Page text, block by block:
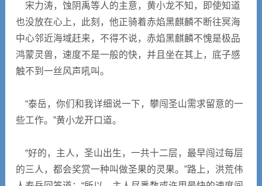
宋力涛，蚀阴禹等人的主意，黄小龙不知，即使知道
也没放在心上，此刻，他正骑着赤焰黑麒麟不断往冥海
中心邻近海域赶来，不得不说，赤焰黑麒麟不愧是极品
鸿蒙灵兽，速度不是一般的快，并且坐在其上，底子感
触不到一丝风声吼叫。
“泰岳，你们和我详细说一下，攀闯圣山需求留意的一
些工作。”黄小龙开口道。
“好的，主人，圣山出生，一共十二层，最早闯过每层
的三人，都会奖赏一种叫做圣果的灵果。”路上，洪荒伟